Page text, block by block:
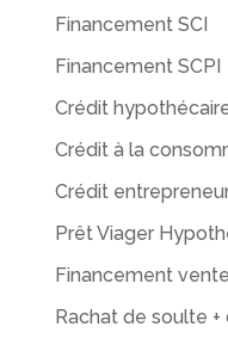
Financement SCI
Financement SCPI
Crédit
Crédit à la
Crédit
Prêt Viager
Financement
Rachat de soulte